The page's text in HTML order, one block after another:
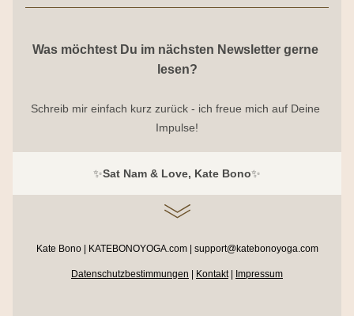
Was möchtest Du im nächsten Newsletter gerne
lesen?
Schreib mir einfach kurz zurück - ich freue mich auf Deine
Impulse!
✨Sat Nam & Love, Kate Bono✨
Kate Bono | KATEBONOYOGA.com | support@katebonoyoga.com
Datenschutzbestimmungen Kontakt Impressum